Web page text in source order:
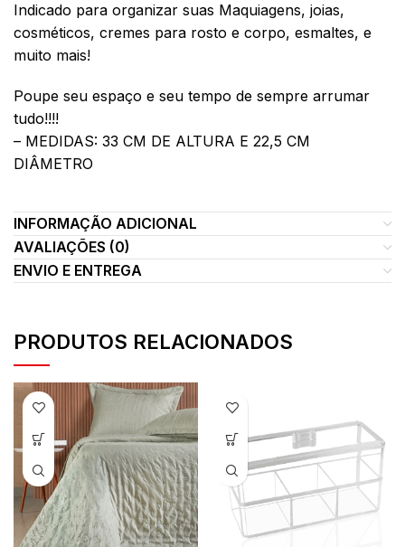
Indicado para organizar suas Maquiagens, joias,
cosméticos, cremes para rosto e corpo, esmaltes, e
muito mais!
Poupe seu espaço e seu tempo de sempre arrumar
tudo!!!!
– MEDIDAS: 33 CM DE ALTURA E 22,5 CM
DIÂMETRO
INFORMAÇÃO ADICIONAL
AVALIAÇÕES (0)
ENVIO E ENTREGA
PRODUTOS RELACIONADOS